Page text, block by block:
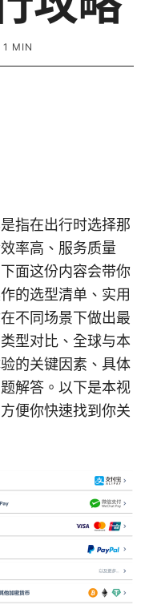
1 MIN
指在出行时选择那
率高、服务质量
面这份内容会带你
的选型清单、实用
不同场景下做出最
型对比、全球与本
的关键因素、具体
解答。以下是本视
便你快速找到你关